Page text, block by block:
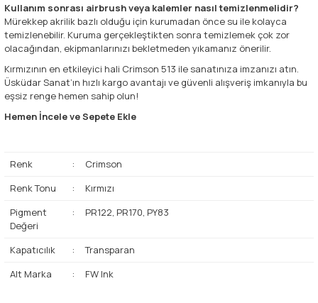
Kullanım sonrası airbrush veya kalemler nasıl temizlenmelidir?
Mürekkep akrilik bazlı olduğu için kurumadan önce su ile kolayca
temizlenebilir. Kuruma gerçekleştikten sonra temizlemek çok zor
olacağından, ekipmanlarınızı bekletmeden yıkamanız önerilir.
Kırmızının en etkileyici hali Crimson 513 ile sanatınıza imzanızı atın.
Üsküdar Sanat’ın hızlı kargo avantajı ve güvenli alışveriş imkanıyla bu
eşsiz renge hemen sahip olun!
Hemen İncele ve Sepete Ekle
Renk :
Crimson
Renk Tonu
:
Kırmızı
Pigment
Değeri
: PR122, PR170, PY83
Kapatıcılık :
Transparan
Alt Marka
: FW Ink